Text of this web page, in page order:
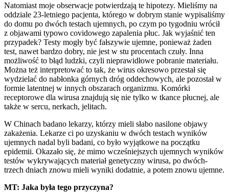
Natomiast moje obserwacje potwierdzają te hipotezy. Mieliśmy na
oddziale 23-letniego pacjenta, którego w dobrym stanie wypisaliśmy
do domu po dwóch testach ujemnych, po czym po tygodniu wrócił
z objawami typowo covidowego zapalenia płuc. Jak wyjaśnić ten
przypadek? Testy mogły być fałszywie ujemne, ponieważ żaden
test, nawet bardzo dobry, nie jest w stu procentach czuły. Inna
możliwość to błąd ludzki, czyli nieprawidłowe pobranie materiału.
Można też interpretować to tak, że wirus okresowo przestał się
wydzielać do nabłonka górnych dróg oddechowych, ale pozostał w
formie latentnej w innych obszarach organizmu. Komórki
receptorowe dla wirusa znajdują się nie tylko w tkance płucnej, ale
także w sercu, nerkach, jelitach.
W Chinach badano lekarzy, którzy mieli słabo nasilone objawy
zakażenia. Lekarze ci po uzyskaniu w dwóch testach wyników
ujemnych nadal byli badani, co było wyjątkowe na początku
epidemii. Okazało się, że mimo wcześniejszych ujemnych wyników
testów wykrywających materiał genetyczny wirusa, po dwóch-
trzech dniach znowu mieli wyniki dodatnie, a potem znowu ujemne.
MT: Jaka była tego przyczyna?